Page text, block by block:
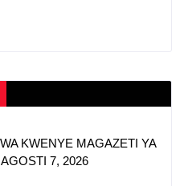
KWENYE MAGAZETI YA
7, 2026